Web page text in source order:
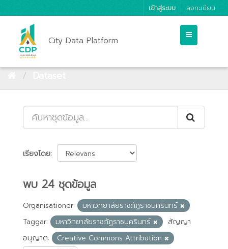
เข้าสู่ระบบ ลงทะเบียน
City Data Platform
เรียงโดย
พบ 24 ชุดข้อมูล
Organisationer:
มหาวิทยาลัยราชภัฏราชนครินทร์
Taggar:
มหาวิทยาลัยราชภัฏราชนครินทร์
สัญญา
อนุญาต:
Creative Commons Attribution